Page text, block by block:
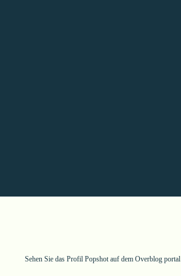
Sehen Sie das Profil Popshotauf dem Overblog portal